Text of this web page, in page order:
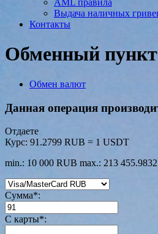
AML правила
Выдача наличных
Контакты
Обменный
Обмен валют
Данная операция
Отдаете
Курс: 91.2799 RUB = 1 USDT
min.: 10 000 RUB max.: 213
Сумма*:
С карты*: